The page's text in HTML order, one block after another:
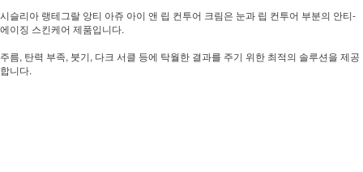
시슬리아 랭테그랄 앙티 아쥬 아이 앤 립 컨투어 크림은 눈과 립 컨투어 부분의 안티-
에이징 스킨케어 제품입니다.
주름, 탄력 부족, 붓기, 다크 서클 등에 탁월한 결과를 주기 위한 최적의 솔루션을 제공
합니다.